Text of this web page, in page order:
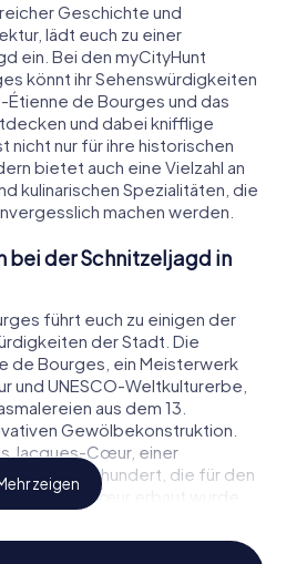
Geschichte und
lädt euch zu einer
ein. Bei den myCityHunt
könnt ihr Sehenswürdigkeiten
de Bourges und das
und dabei knifflige
nicht nur für ihre historischen
bietet auch eine Vielzahl an
kulinarischen Spezialitäten, die
machen werden.
bei der Schnitzeljagd in
führt euch zu einigen der
der Stadt. Die
de Bourges, ein Meisterwerk
und UNESCO-Weltkulturerbe,
aus dem 13.
Gewölbekonstruktion.
Jacques-Cœur, einer
15. Jahrhundert, die für den
Jacques Cœur erbaut wurde.
Während ihr diese und andere
zeigen